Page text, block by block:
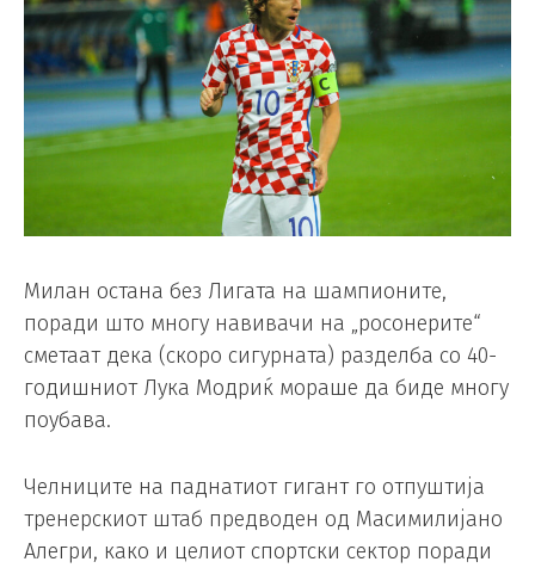
Милан остана без Лигата на шампионите,
поради што многу навивачи на „росонерите“
сметаат дека (скоро сигурната) разделба со 40-
годишниот Лука Модриќ мораше да биде многу
поубава.
Челниците на паднатиот гигант го отпуштија
тренерскиот штаб предводен од Масимилијано
Алегри, како и целиот спортски сектор поради